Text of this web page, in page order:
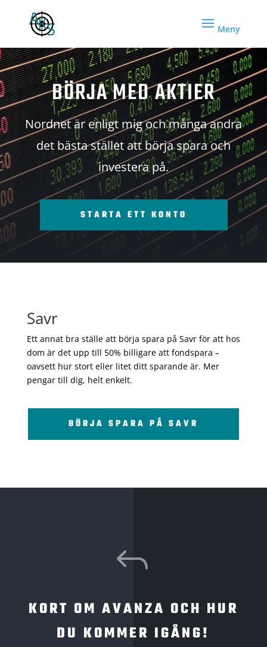
BÖRJA MED AKTIER
Nordnet är enligt mig och många andra
det bästa stället att börja spara och
investera på.
STARTA ETT KONTO
Savr
Ett annat bra ställe att börja spara på Savr för att hos
dom är det upp till 50% billigare att fondspara –
oavsett hur stort eller litet ditt sparande är. Mer
pengar till dig, helt enkelt.
BÖRJA SPARA PÅ SAVR
J
KORT OM AVANZA OCH HUR
DU KOMMER IGÅNG!